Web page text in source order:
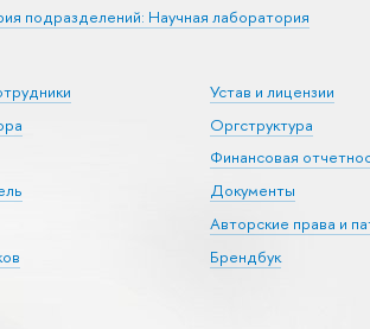
подразделений: Научная лаборатория
Устав и лицензии
Оргструктура
Финансовая
Документы
Авторские права и
Брендбук